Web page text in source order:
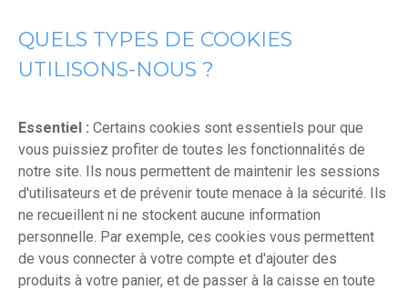
QUELS TYPES DE COOKIES
UTILISONS-NOUS ?
Essentiel : Certains cookies sont essentiels pour que
vous puissiez profiter de toutes les fonctionnalités de
notre site. Ils nous permettent de maintenir les sessions
d'utilisateurs et de prévenir toute menace à la sécurité. Ils
ne recueillent ni ne stockent aucune information
personnelle. Par exemple, ces cookies vous permettent
de vous connecter à votre compte et d'ajouter des
produits à votre panier, et de passer à la caisse en toute